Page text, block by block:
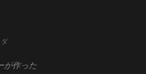
が作った